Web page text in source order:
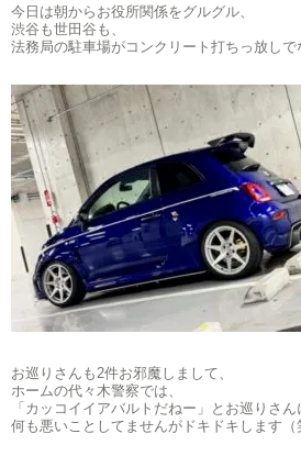
今日は朝からお役所関係をグルグル、
渋谷も世田谷も、
法務局の駐車場がコンクリート打ちっ放しで
お巡りさんも2件お邪魔しまして、
ホームの代々木警察では、
「カッコイイアバルトだねー」とお巡りさ
何も悪いことしてませんがドキドキします（